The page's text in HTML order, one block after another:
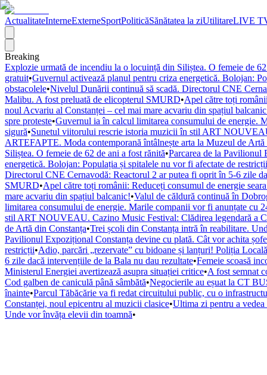
ActualitateInterneExterneSportPoliticăSănătatea la ziUtilitareLIVE
Breaking
Explozie urmată de incendiu la o locuință din Siliștea. O femeie de
gratuit•Guvernul activează planul pentru criza energetică. Bolojan:
obstacolele•Nivelul Dunării continuă să scadă. Directorul CNE
Malibu. A fost preluată de elicopterul SMURD•Apel către toți
noul Acvariu al Constanței – cel mai mare acvariu din spațiul
spre proteste•Guvernul ia în calcul limitarea consumului de energie.
sigură•Sunetul viitorului rescrie istoria muzicii în stil ART
ARTEFAPTE. Moda contemporană întâlnește arta la Muzeul de Artă
Siliștea. O femeie de 62 de ani a fost rănită•Parcarea de la Pavilionul
energetică. Bolojan: Populația și spitalele nu vor fi afectate de restricții
Directorul CNE Cernavodă: Reactorul 2 ar putea fi oprit în 5-6 zile
SMURD•Apel către toți românii: Reduceți consumul de energie
mare acvariu din spațiul balcanic!•Valul de căldură continuă în
limitarea consumului de energie. Marile companii vor fi anunțate cu
stil ART NOUVEAU. Cazino Music Festival: Clădirea legendară a
de Artă din Constanța•Trei școli din Constanța intră în reabilitare.
Pavilionul Expozițional Constanța devine cu plată. Cât vor achita
restricții•Adio, parcări „rezervate” cu bidoane și lanțuri! Poliția
6 zile dacă intervențiile de la Bala nu dau rezultate•Femeie scoasă
Ministerul Energiei avertizează asupra situației critice•A fost semnat
Cod galben de caniculă până sâmbătă•Negocierile au eșuat la CT
înainte•Parcul Tăbăcărie va fi redat circuitului public, cu o
Constanței, noul epicentru al muzicii clasice•Ultima zi pentru a
Unde vor învăța elevii din toamnă•